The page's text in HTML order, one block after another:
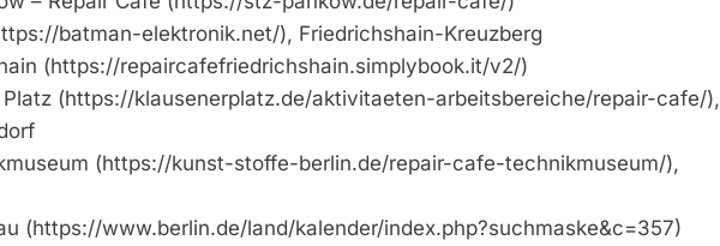
batman-elektronik.net/), Friedrichshain-Kreuzberg
(https://repaircafefriedrichshain.simplybook.it/v2/)
Platz (https://klausenerplatz.de/aktivitaeten-arbeitsbereiche/repair-cafe/),
(https://kunst-stoffe-berlin.de/repair-cafe-technikmuseum/),
(https://www.berlin.de/land/kalender/index.php?suchmaske&c=357)